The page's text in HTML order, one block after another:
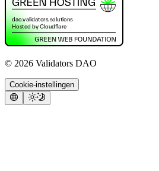
© 2026 Validators DAO
Cookie-instellingen